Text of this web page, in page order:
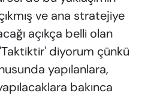
ve ana stratejiye
açıkça belli olan
diyorum çünkü
yapılanlara,
bakınca